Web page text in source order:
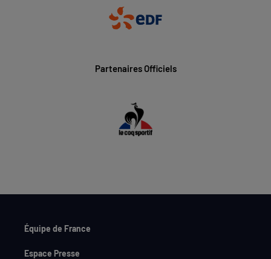
Partenaires Officiels
Équipe de France
Espace Presse